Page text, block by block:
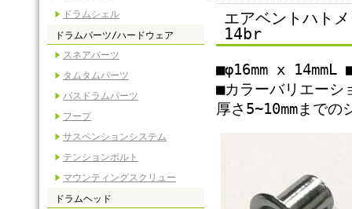
ドラムシェル
ドラムパーツ/ハードウェア
スネアパーツ
タムタムパーツ
バスドラムパーツ
フープ
サスペンションシステム
テンションボルト
マウンティングスクリュー
ドラムヘッド
エアベントハト
14br
■φ16mm x 14mmL
■カラーバリエーシ
厚さ5~10mmまでの